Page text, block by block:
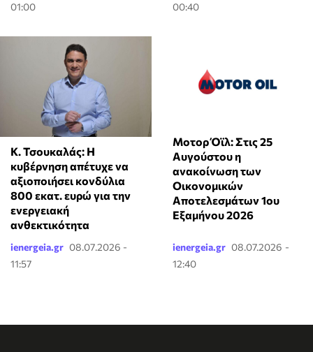
01:00
00:40
Κ. Τσουκαλάς: Η
κυβέρνηση απέτυχε να
αξιοποιήσει κονδύλια
800 εκατ. ευρώ για την
ενεργειακή
ανθεκτικότητα
ienergeia.gr 08.07.2026 -
11:57
Μοτορ Όϊλ: Στις 25
Αυγούστου η
ανακοίνωση των
Οικονομικών
Αποτελεσμάτων 1ου
Εξαμήνου 2026
ienergeia.gr 08.07.2026 -
12:40